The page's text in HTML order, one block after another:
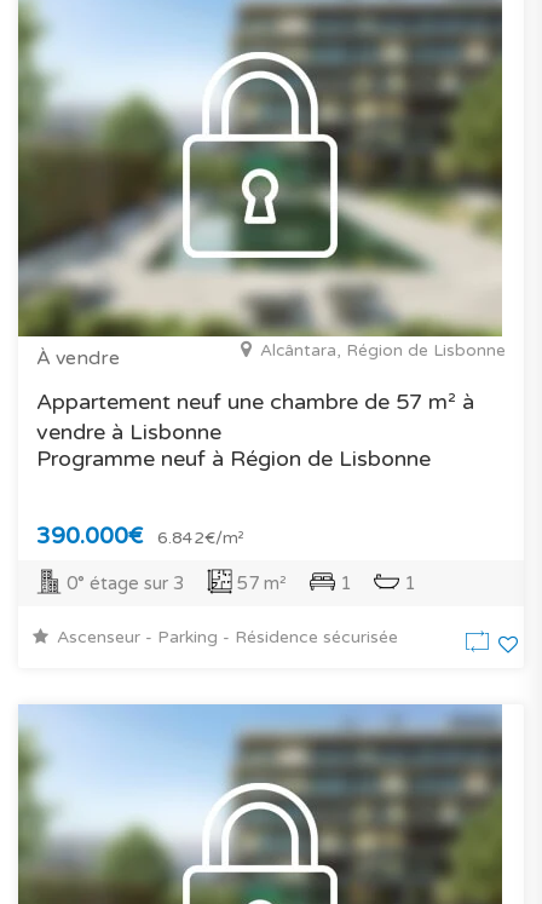
À vendre Alcântara, Région de Lisbonne
Appartement neuf une chambre de 57 m² à
vendre à Lisbonne
Programme neuf à Région de Lisbonne
390.000€ 6.842€/m²
0° étage sur 3 57 m² 1 1
Ascenseur - Parking - Résidence sécurisée